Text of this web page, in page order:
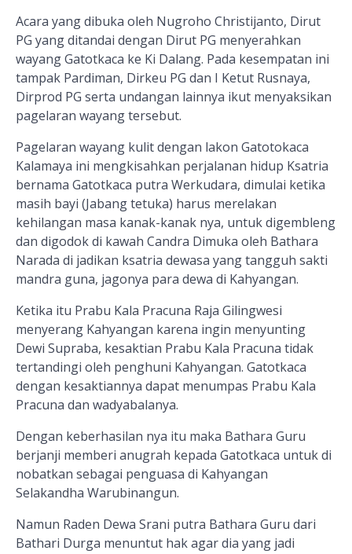
Acara yang dibuka oleh Nugroho Christijanto, Dirut
PG yang ditandai dengan Dirut PG menyerahkan
wayang Gatotkaca ke Ki Dalang. Pada kesempatan ini
tampak Pardiman, Dirkeu PG dan I Ketut Rusnaya,
Dirprod PG serta undangan lainnya ikut menyaksikan
pagelaran wayang tersebut.
Pagelaran wayang kulit dengan lakon Gatotokaca
Kalamaya ini mengkisahkan perjalanan hidup Ksatria
bernama Gatotkaca putra Werkudara, dimulai ketika
masih bayi (Jabang tetuka) harus merelakan
kehilangan masa kanak-kanak nya, untuk digembleng
dan digodok di kawah Candra Dimuka oleh Bathara
Narada di jadikan ksatria dewasa yang tangguh sakti
mandra guna, jagonya para dewa di Kahyangan.
Ketika itu Prabu Kala Pracuna Raja Gilingwesi
menyerang Kahyangan karena ingin menyunting
Dewi Supraba, kesaktian Prabu Kala Pracuna tidak
tertandingi oleh penghuni Kahyangan. Gatotkaca
dengan kesaktiannya dapat menumpas Prabu Kala
Pracuna dan wadyabalanya.
Dengan keberhasilan nya itu maka Bathara Guru
berjanji memberi anugrah kepada Gatotkaca untuk di
nobatkan sebagai penguasa di Kahyangan
Selakandha Warubinangun.
Namun Raden Dewa Srani putra Bathara Guru dari
Bathari Durga menuntut hak agar dia yang jadi